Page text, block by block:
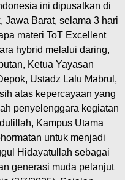
ini dipusatkan di
Barat, selama 3 hari
materi ToT Excellent
hybrid melalui daring,
Ketua Yayasan
Ustadz Lalu Mabrul,
atas kepercayaan yang
penyelenggara kegiatan
Kampus Utama
untuk menjadi
Hidayatullah sebagai
generasi muda pelanjut